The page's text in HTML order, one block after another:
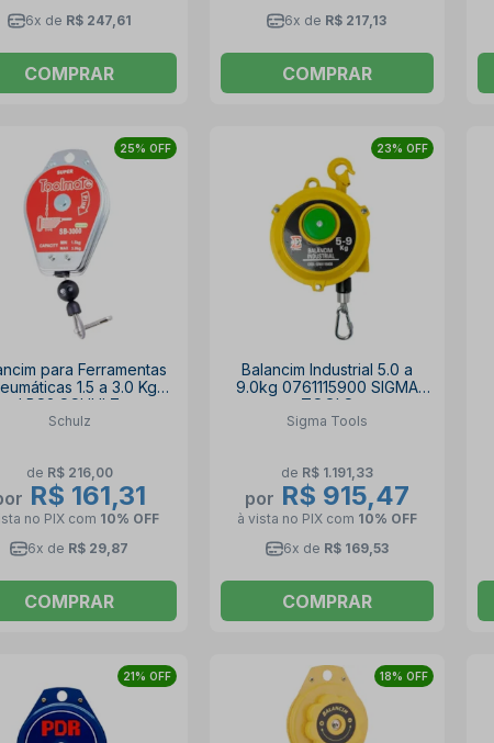
6x de R$ 247,61
COMPRAR
6x de R$ 217,13
COMPRAR
25% OFF
para Ferramentas
1.5 a 3.0 Kg
LBS2 SCHULZ
Schulz
de R$ 216,00
R$ 161,31
no PIX com 10% OFF
6x de R$ 29,87
COMPRAR
23% OFF
Balancim Industrial 5.0 a
9.0kg 0761115900 SIGMA
TOOLS
Sigma Tools
de R$ 1.191,33
por R$ 915,47
à vista no PIX com 10% OFF
6x de R$ 169,53
COMPRAR
21% OFF 18% OFF